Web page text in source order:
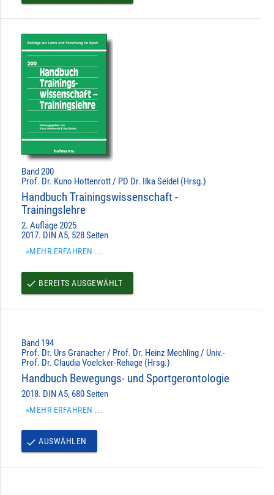
Band 200
Prof. Dr. Kuno Hottenrott / PD Dr. Ilka Seidel (Hrsg.)
Handbuch Trainingswissenschaft -
Trainingslehre
2. Auflage 2025
2017. DIN A5, 528 Seiten
»MEHR ERFAHREN ...
done BEREITS AUSGEWÄHLT
Band 194
Prof. Dr. Urs Granacher / Prof. Dr. Heinz Mechling / Univ.-
Prof. Dr. Claudia Voelcker-Rehage (Hrsg.)
Handbuch Bewegungs- und Sportgerontologie
2018. DIN A5, 680 Seiten
»MEHR ERFAHREN ...
done AUSWÄHLEN